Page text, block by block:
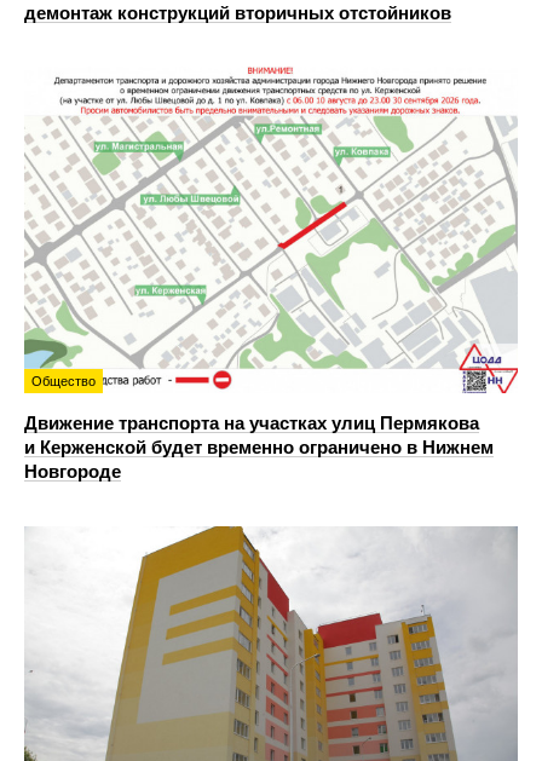
демонтаж конструкций вторичных отстойников
Общество
Движение транспорта на участках улиц Пермякова
и Керженской будет временно ограничено в Нижнем
Новгороде